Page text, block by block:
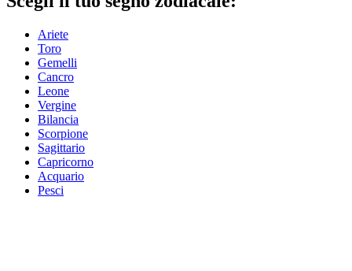
Ariete
Toro
Gemelli
Cancro
Leone
Vergine
Bilancia
Scorpione
Sagittario
Capricorno
Acquario
Pesci